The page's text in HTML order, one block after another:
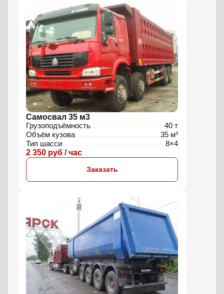
Самосвал 35 м3
Грузоподъёмность
40 т
Объём кузова
35 м³
Тип шасси
8×4
2 350 руб / час
Заказать